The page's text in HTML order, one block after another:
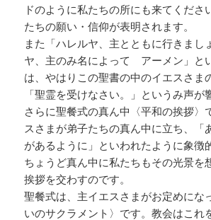
ドのように私たちの所にも来てくださ
たちの願い・信仰が表明されます。
また「ハレルヤ、主とともに行きまし
ヤ、主のみ名によって アーメン」と
は、やはりこの聖書の中のイエスさま
「聖霊を受けなさい。」というみ声が
さらに聖餐式の真ん中〈平和の挨拶〉
スさまが弟子たちの真ん中に立ち、「
があるように」といわれたように象徴
ちょうど真ん中に私たちもその光景を
挨拶を交わすのです。
聖餐式は、主イエスさまがお定めにな
いのサクラメント〉です。教会はこれ